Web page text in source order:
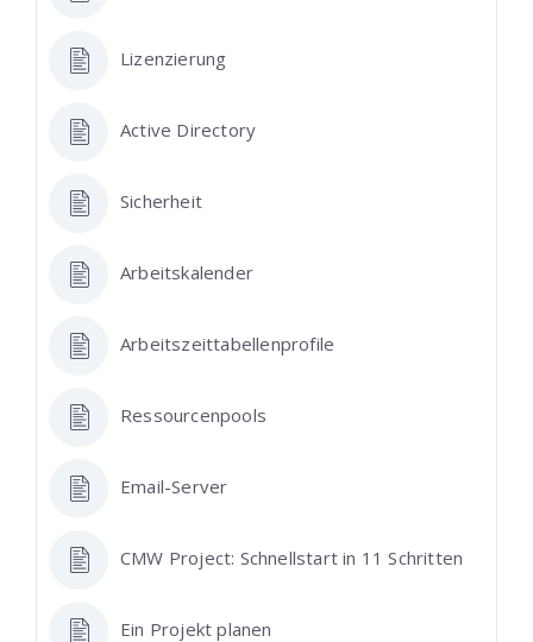
Lizenzierung
Active Directory
Sicherheit
Arbeitskalender
Arbeitszeittabellenprofile
Ressourcenpools
Email-Server
CMW Project: Schnellstart in 11 Schritten
Ein Projekt planen